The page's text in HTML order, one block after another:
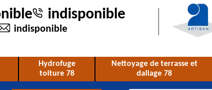
indisponible
indisponible
Hydrofuge
toiture 78
Nettoyage de terrasse et
dallage 78